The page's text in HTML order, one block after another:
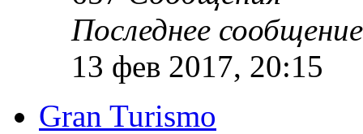
Последнее сообщение
13 фев 2017, 20:15
Gran Turismo